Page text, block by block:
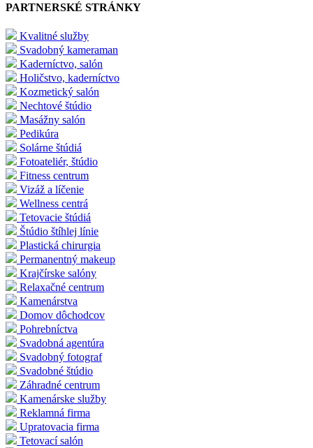
PARTNERSKÉ STRÁNKY
Kvalitné služby
Svadobný kameraman
Kaderníctvo, salón
Holičstvo, kaderníctvo
Kozmetický salón
Nechtové štúdio
Masážny salón
Pedikúra
Solárne štúdiá
Fotoateliér, štúdio
Fitness centrum
Vizáž a líčenie
Wellness centrá
Tetovacie štúdiá
Štúdio štíhlej línie
Plastická chirurgia
Permanentný makeup
Krajčírske salóny
Relaxačné centrum
Kamenárstva
Domov dôchodcov
Pohrebníctva
Svadobná agentúra
Svadobný fotograf
Svadobné štúdio
Záhradné centrum
Kamenárske služby
Reklamná firma
Upratovacia firma
Tetovací salón